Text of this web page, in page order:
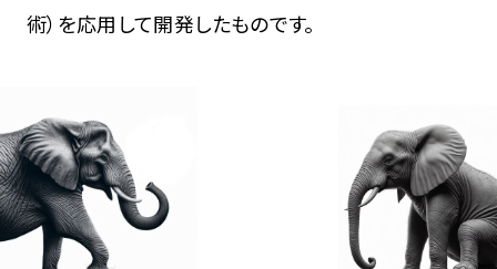
術）を応用して開発したものです。